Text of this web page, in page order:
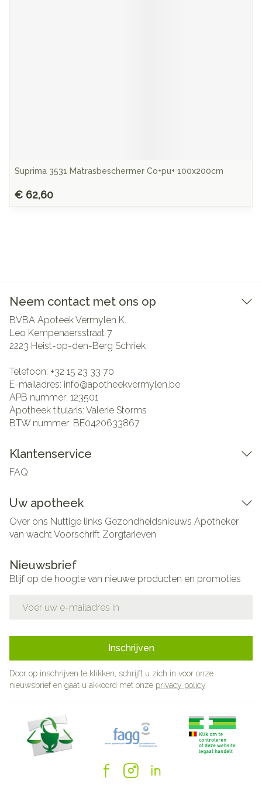
Suprima 3531 Matrasbeschermer Co+pu+ 100x200cm
€ 62,60
Neem contact met ons op
BVBA Apoteek Vermylen K.
Leo Kempenaersstraat 7
2223 Heist-op-den-Berg Schriek
Telefoon: +32 15 23 33 70
E-mailadres: info@apotheekvermylen.be
APB nummer: 123501
Apotheek titularis: Valerie Storms
BTW nummer: BE0420633867
Klantenservice
FAQ
Uw apotheek
Over ons Nuttige links Gezondheidsnieuws Apotheker
van wachtVoorschrift Zorgtarieven
Nieuwsbrief
Blijf op de hoogte van nieuwe producten en promoties
Inschrijven
Door op inschrijven te klikken, schrijft u zich in voor onze
nieuwsbrief en gaat u akkoord met onze privacy policy